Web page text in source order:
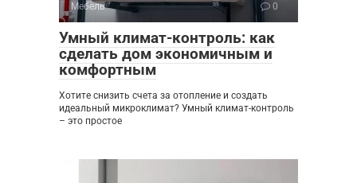
Мебель 0
Умный климат-контроль: как
сделать дом экономичным и
комфортным
Хотите снизить счета за отопление и создать
идеальный микроклимат? Умный климат-контроль
– это простое